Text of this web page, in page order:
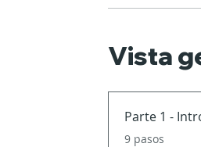
Vista
Parte 1 -
.9 pasos